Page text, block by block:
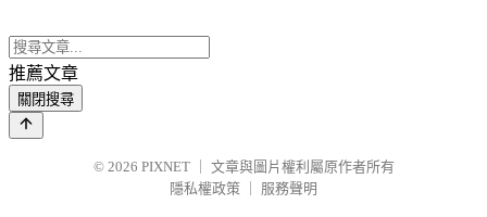
推薦文章
關閉搜尋
© 2026 PIXNET
文章與圖片權利屬原作者所有
隱私權政策
服務聲明